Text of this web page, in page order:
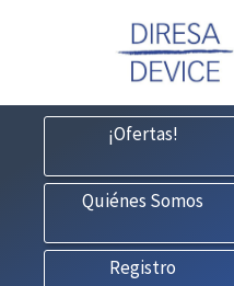
consultas@fedbuy.es|
¡Ofertas!
Quiénes Somos
Registro